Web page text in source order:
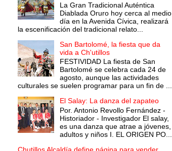
La Gran Tradicional Auténtica
Diablada Oruro hoy cerca al medio
día en la Avenida Cívica, realizará
la escenificación del tradicional relato...
San Bartolomé, la fiesta que da
vida a Ch'utillos
FESTIVIDAD La fiesta de San
Bartolomé se celebra cada 24 de
agosto, aunque las actividades
culturales se suelen programar para un fin de ...
El Salay: La danza del zapateo
Por. Antonio Revollo Fernández -
Historiador - Investigador El salay,
es una danza que atrae a jóvenes,
adultos y niños I. EL ORIGEN PO...